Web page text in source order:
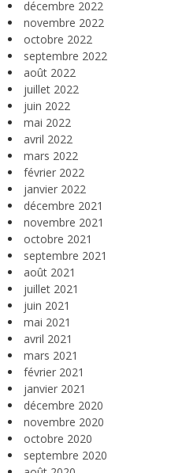
décembre 2022
novembre 2022
octobre 2022
septembre 2022
août 2022
juillet 2022
juin 2022
mai 2022
avril 2022
mars 2022
février 2022
janvier 2022
décembre 2021
novembre 2021
octobre 2021
septembre 2021
août 2021
juillet 2021
juin 2021
mai 2021
avril 2021
mars 2021
février 2021
janvier 2021
décembre 2020
novembre 2020
octobre 2020
septembre 2020